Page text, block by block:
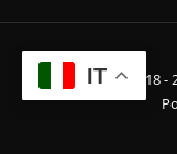
© Copyright 2018 -
IT